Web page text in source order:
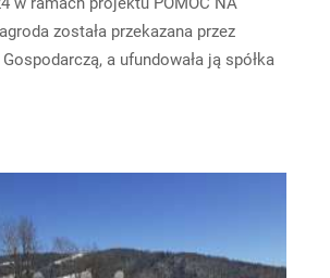
została przekazana przez
a ufundowała ją spółka